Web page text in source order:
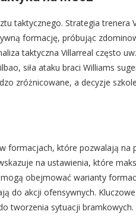
taktycznego. Strategia trenera
formację, próbując
taktyczna Villarreal często
siła ataku braci Williams
zróżnicowane, a decyzje
formacjach, które pozwalają na
na ustawienia, które
obejmować warianty
do akcji ofensywnych.
tworzenia sytuacji bramkowych.